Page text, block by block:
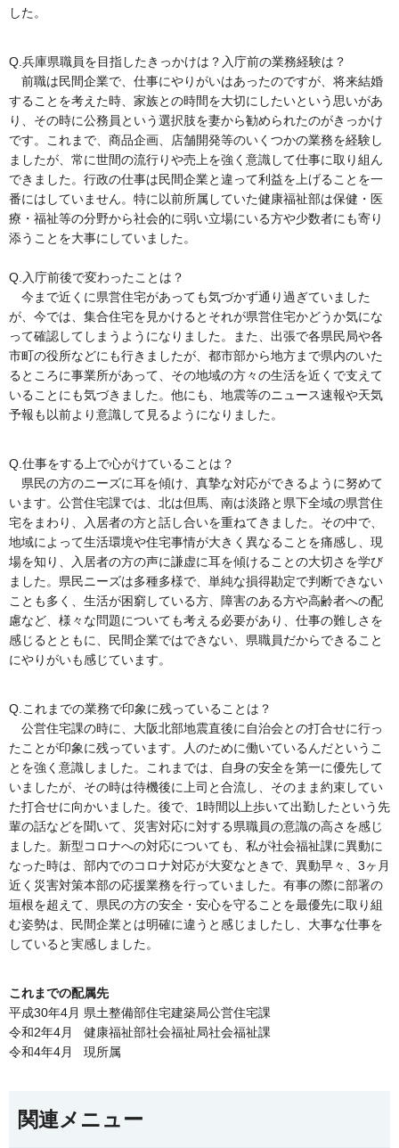
した。
Q.兵庫県職員を目指したきっかけは？入庁前の業務経験は？
前職は民間企業で、仕事にやりがいはあったのですが、将来結婚
することを考えた時、家族との時間を大切にしたいという思いがあ
り、その時に公務員という選択肢を妻から勧められたのがきっかけ
です。これまで、商品企画、店舗開発等のいくつかの業務を経験し
ましたが、常に世間の流行りや売上を強く意識して仕事に取り組ん
できました。行政の仕事は民間企業と違って利益を上げることを一
番にはしていません。特に以前所属していた健康福祉部は保健・医
療・福祉等の分野から社会的に弱い立場にいる方や少数者にも寄り
添うことを大事にしていました。
Q.入庁前後で変わったことは？
今まで近くに県営住宅があっても気づかず通り過ぎていました
が、今では、集合住宅を見かけるとそれが県営住宅かどうか気にな
って確認してしまうようになりました。また、出張で各県民局や各
市町の役所などにも行きましたが、都市部から地方まで県内のいた
るところに事業所があって、その地域の方々の生活を近くで支えて
いることにも気づきました。他にも、地震等のニュース速報や天気
予報も以前より意識して見るようになりました。
Q.仕事をする上で心がけていることは？
県民の方のニーズに耳を傾け、真摯な対応ができるように努めて
います。公営住宅課では、北は但馬、南は淡路と県下全域の県営住
宅をまわり、入居者の方と話し合いを重ねてきました。その中で、
地域によって生活環境や住宅事情が大きく異なることを痛感し、現
場を知り、入居者の方の声に謙虚に耳を傾けることの大切さを学び
ました。県民ニーズは多種多様で、単純な損得勘定で判断できない
ことも多く、生活が困窮している方、障害のある方や高齢者への配
慮など、様々な問題についても考える必要があり、仕事の難しさを
感じるとともに、民間企業ではできない、県職員だからできること
にやりがいも感じています。
Q.これまでの業務で印象に残っていることは？
公営住宅課の時に、大阪北部地震直後に自治会との打合せに行っ
たことが印象に残っています。人のために働いているんだというこ
とを強く意識しました。これまでは、自身の安全を第一に優先して
いましたが、その時は待機後に上司と合流し、そのまま約束してい
た打合せに向かいました。後で、1時間以上歩いて出勤したという先
輩の話などを聞いて、災害対応に対する県職員の意識の高さを感じ
ました。新型コロナへの対応についても、私が社会福祉課に異動に
なった時は、部内でのコロナ対応が大変なときで、異動早々、3ヶ月
近く災害対策本部の応援業務を行っていました。有事の際に部署の
垣根を超えて、県民の方の安全・安心を守ることを最優先に取り組
む姿勢は、民間企業とは明確に違うと感じましたし、大事な仕事を
していると実感しました。
これまでの配属先
平成30年4月 県土整備部住宅建築局公営住宅課
令和2年4月 健康福祉部社会福祉局社会福祉課
令和4年4月 現所属
関連メニュー